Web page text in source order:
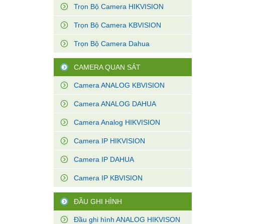
Trọn Bộ Camera HIKVISION
Trọn Bộ Camera KBVISION
Trọn Bộ Camera Dahua
CAMERA QUAN SÁT
Camera ANALOG KBVISION
Camera ANALOG DAHUA
Camera Analog HIKVISION
Camera IP HIKVISION
Camera IP DAHUA
Camera IP KBVISION
ĐẦU GHI HÌNH
Đầu ghi hình ANALOG HIKVISON